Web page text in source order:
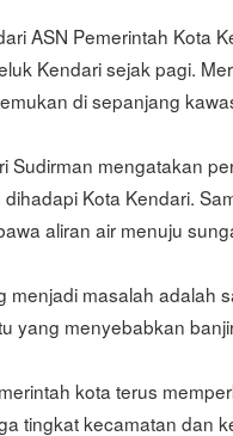
ASN Pemerintah Kota
Kendari sejak pagi.
di sepanjang
Sudirman mengatakan
Kota Kendari.
aliran air menuju
menjadi masalah adalah
yang menyebabkan
kota terus
tingkat kecamatan dan